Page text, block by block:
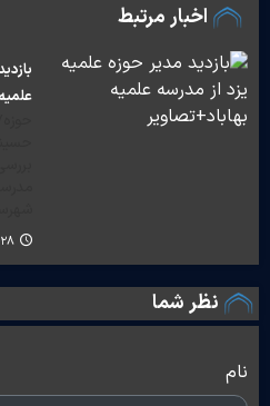
اخبار مرتبط
نظر شما
نام